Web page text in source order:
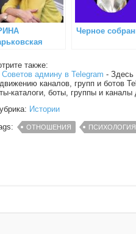
Черное
также:
Советов админу в Telegram -
каналов, групп и ботов
каталоги, боты, группы и
Истории
ОТНОШЕНИЯ ПСИХОЛОГИЯ